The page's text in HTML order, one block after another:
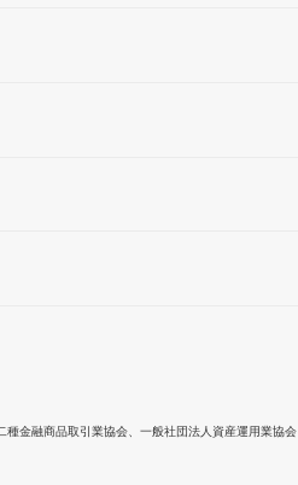
金融商品取引業協会、一般社団法人資産運用業協会